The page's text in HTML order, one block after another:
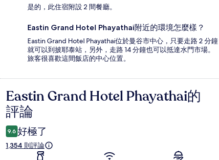
是的，此住宿附設 2 間餐廳。
Eastin Grand Hotel Phayathai附近的環境怎麼樣？
Eastin Grand Hotel Phayathai位於曼谷市中心，只要走路 2 分鐘
就可以到披耶泰站，另外，走路 14 分鐘也可以抵達水門市場。
旅客很喜歡這間飯店的中心位置。
評
論
Eastin Grand Hotel Phayathai的
評論
9.6 好極了
1,354 則評論